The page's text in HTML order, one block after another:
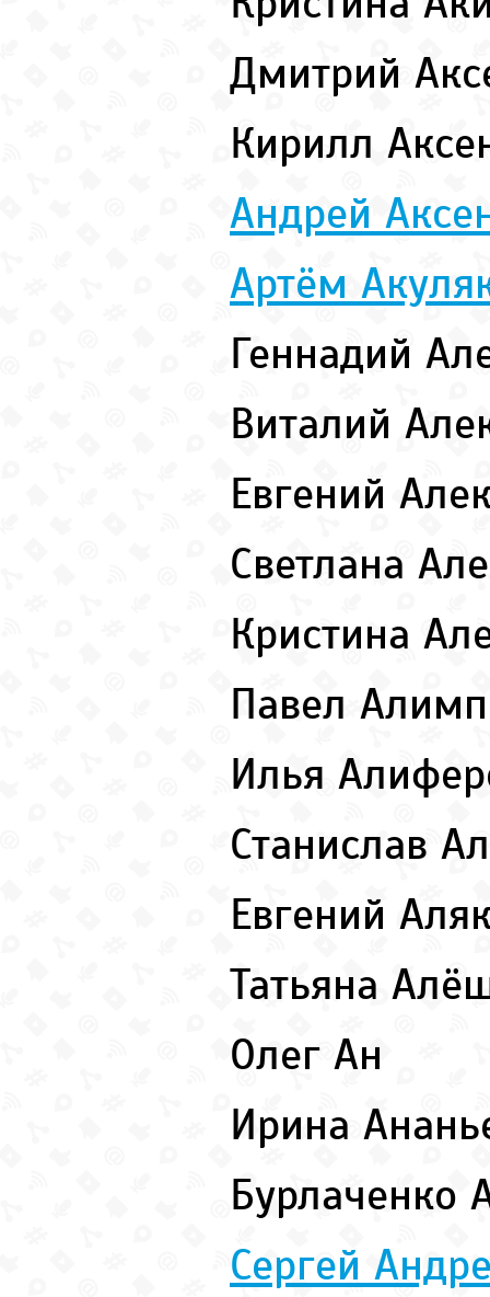
Дмитрий
Кирилл
Андрей
Артём
Геннадий
Виталий
Евгений
Светлана
Кристина
Павел
Илья
Станислав
Евгений
Татьяна
Олег Ан
Ирина
Бурлаченко
Сергей